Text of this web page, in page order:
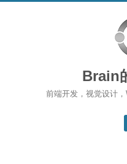
Brain
前端开发，视觉设计